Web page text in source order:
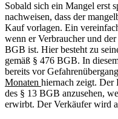
Sobald sich ein Mangel erst
nachweisen, dass der
Kauf vorlagen. Ein
wenn er Verbraucher und
BGB ist. Hier besteht zu
gemäß § 476 BGB. In
bereits vor
Monaten hiernach zeigt. Der
des § 13 BGB anzusehen,
erwirbt. Der Verkäufer wird